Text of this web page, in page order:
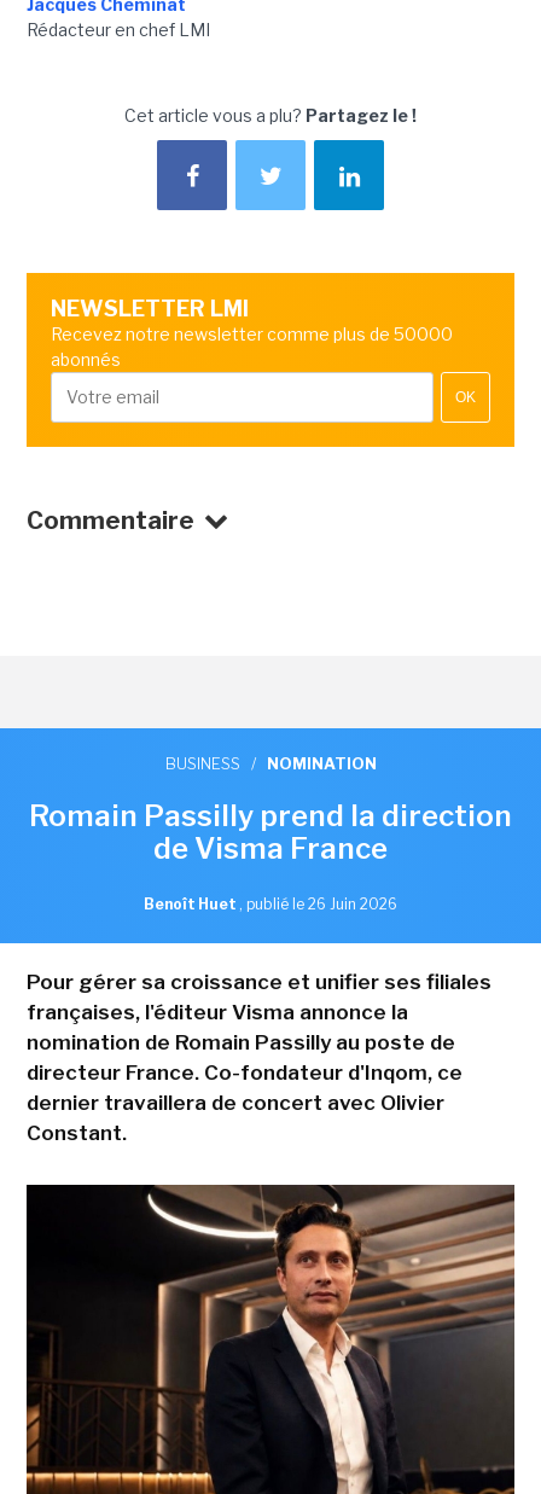
Jacques Cheminat
Rédacteur en chef LMI
Cet article vous a plu? Partagez le !
NEWSLETTER LMI
Recevez notre newsletter comme plus de 50000
abonnés
OK
Commentaire
BUSINESS / NOMINATION
Romain Passilly prend la direction
de Visma France
Benoît Huet , publié le 26 Juin 2026
Pour gérer sa croissance et unifier ses filiales
françaises, l'éditeur Visma annonce la
nomination de Romain Passilly au poste de
directeur France. Co-fondateur d'Inqom, ce
dernier travaillera de concert avec Olivier
Constant.